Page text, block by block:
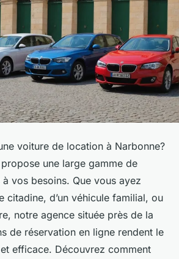
voiture de location à Narbonne?
une large gamme de
vos besoins. Que vous ayez
citadine, d’un véhicule familial, ou
notre agence située près de la
de réservation en ligne rendent le
efficace. Découvrez comment